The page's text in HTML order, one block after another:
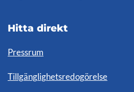
Hitta direkt
Pressrum
Tillgänglighetsredogörelse